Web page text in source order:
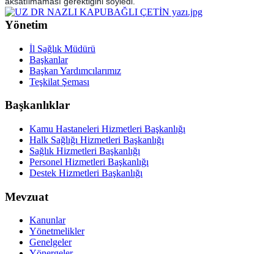
Yönetim
İl Sağlık Müdürü
Başkanlar
Başkan Yardımcılarımız
Teşkilat Şeması
Başkanlıklar
Kamu Hastaneleri Hizmetleri Başkanlığı
Halk Sağlığı Hizmetleri Başkanlığı
Sağlık Hizmetleri Başkanlığı
Personel Hizmetleri Başkanlığı
Destek Hizmetleri Başkanlığı
Mevzuat
Kanunlar
Yönetmelikler
Genelgeler